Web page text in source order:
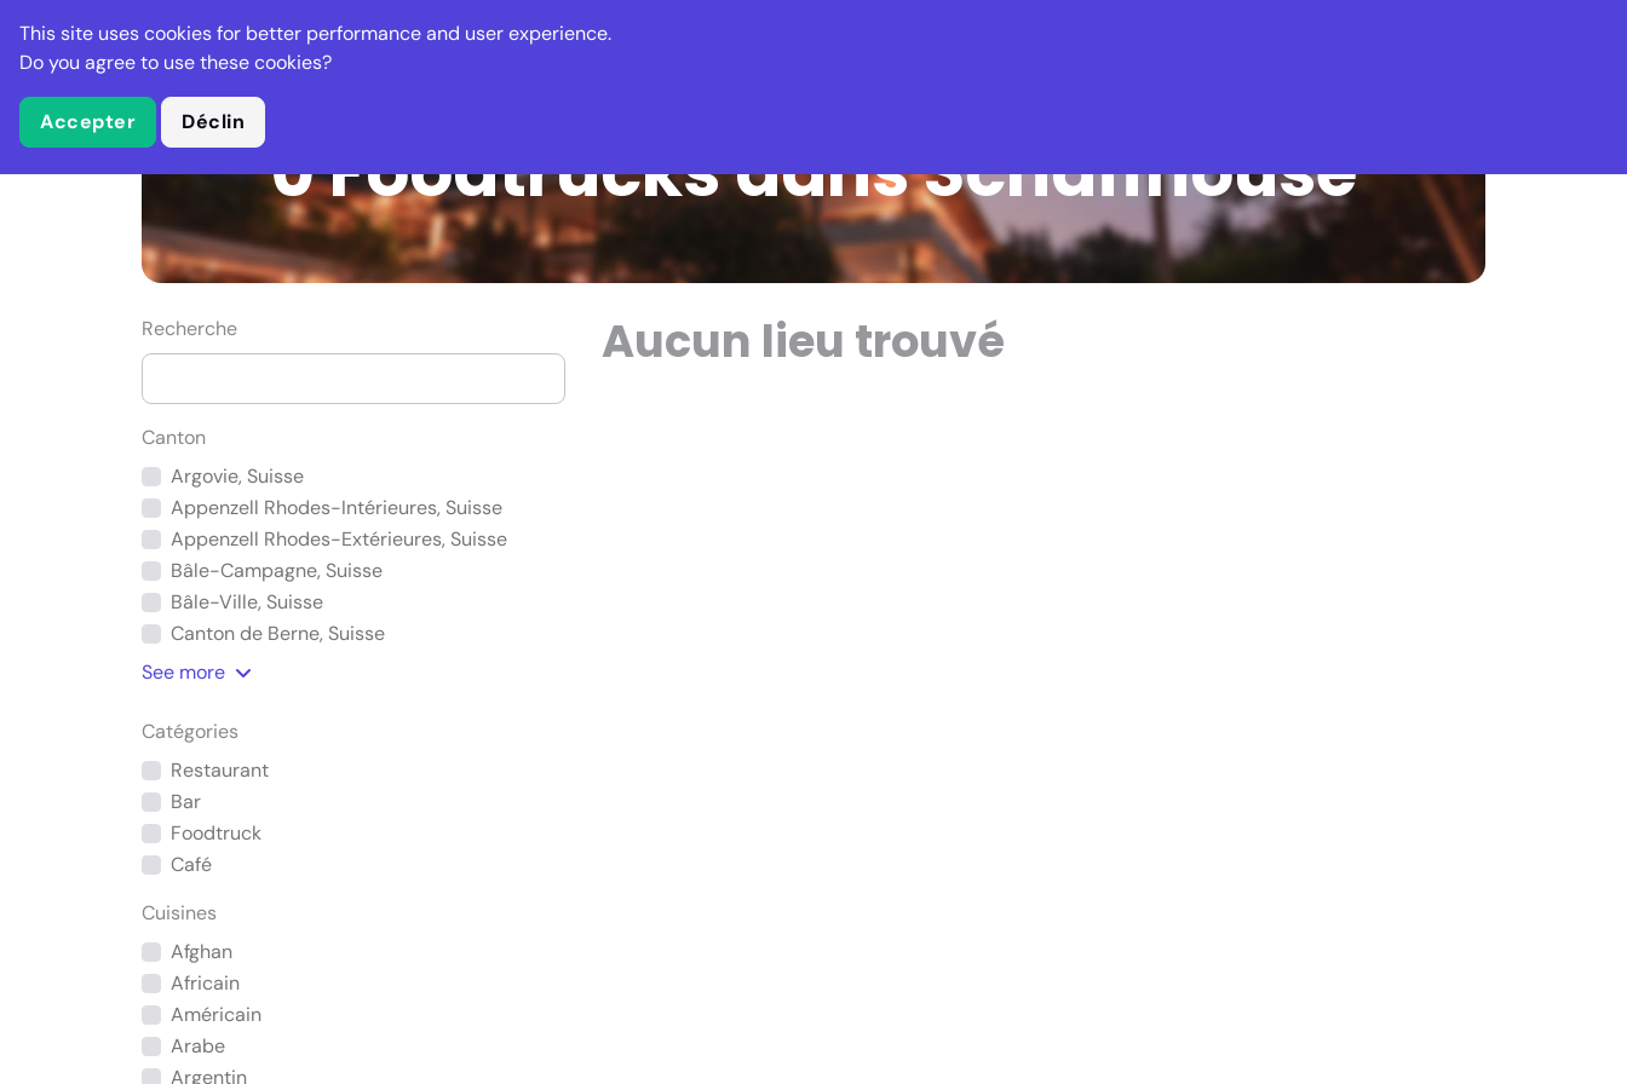
Stella Gastro Établissements Offres
0 Foodtrucks dans Schaffhouse
Recherche
Canton
Argovie, Suisse
Appenzell Rhodes-Intérieures, Suisse
Appenzell Rhodes-Extérieures, Suisse
Bâle-Campagne, Suisse
Bâle-Ville, Suisse
Canton de Berne, Suisse
See more
Catégories
Restaurant
Bar
Foodtruck
Café
Cuisines
Afghan
Africain
Américain
Arabe
Argentin
Aucun lieu trouvé
This site uses cookies for better performance and user experience.
Do you agree to use these cookies?
Accepter Déclin